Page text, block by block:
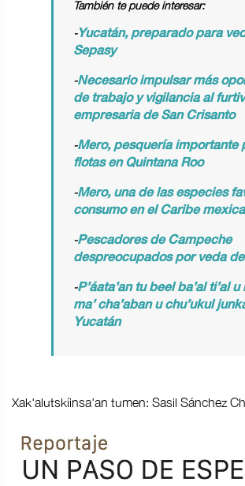
También te puede interesar:
-Yucatán, preparado para
Sepasy
-Necesario impulsar más
de trabajo y vigilancia al
empresaria de San Crisanto
-Mero, pesquería importante
flotas en Quintana Roo
-Mero, una de las especies
consumo en el Caribe
-Pescadores de Campeche
despreocupados por veda
-P’áata’an tu beel ba’al ti’al u
ma’ cha’aban u chu’ukul
Yucatán
Xak'alutskíinsa'an tumen: Sasil Sánchez